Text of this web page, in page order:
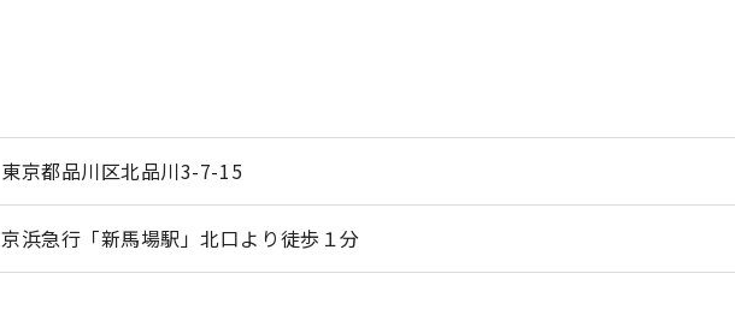
東京都品川区北品川3-7-15
京浜急行「新馬場駅」北口より徒歩１分